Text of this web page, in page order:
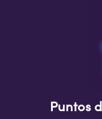
Puntos